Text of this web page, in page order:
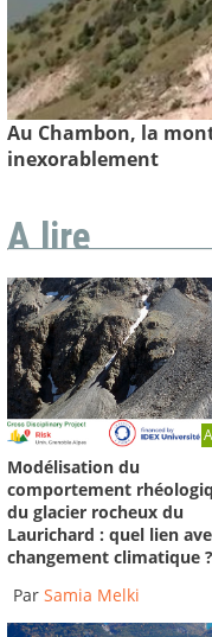
Au Chambon, la
inexorablement
A lire
Modélisation du
comportement
du glacier rocheux du
Laurichard : quel lien
changement climatique ?
Par Samia Melki